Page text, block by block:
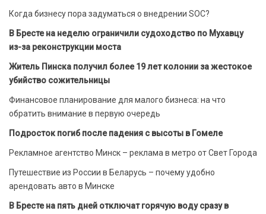
Когда бизнесу пора задуматься о внедрении SOC?
В Бресте на неделю ограничили судоходство по Мухавцу
из-за реконструкции моста
Житель Пинска получил более 19 лет колонии за жестокое
убийство сожительницы
Финансовое планирование для малого бизнеса: на что
обратить внимание в первую очередь
Подросток погиб после падения с высоты в Гомеле
Рекламное агентство Минск – реклама в метро от Свет Города
Путешествие из России в Беларусь – почему удобно
арендовать авто в Минске
В Бресте на пять дней отключат горячую воду сразу в